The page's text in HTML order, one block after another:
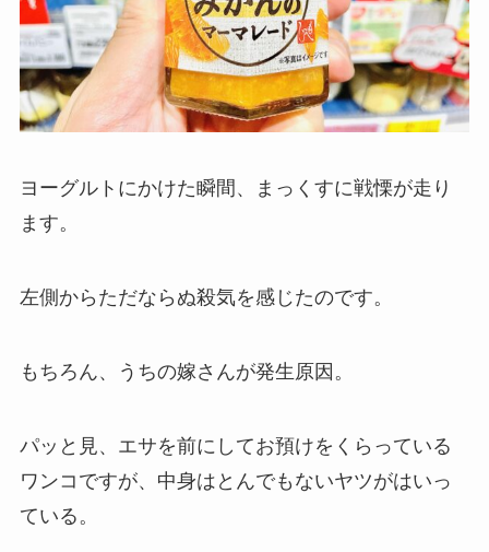
ヨーグルトにかけた瞬間、まっくすに戦慄が走り
ます。
左側からただならぬ殺気を感じたのです。
もちろん、うちの嫁さんが発生原因。
パッと見、エサを前にしてお預けをくらっている
ワンコですが、中身はとんでもないヤツがはいっ
ている。